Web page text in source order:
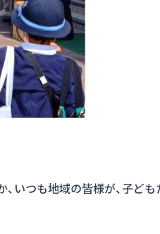
、いつも地域の皆様が、子ど